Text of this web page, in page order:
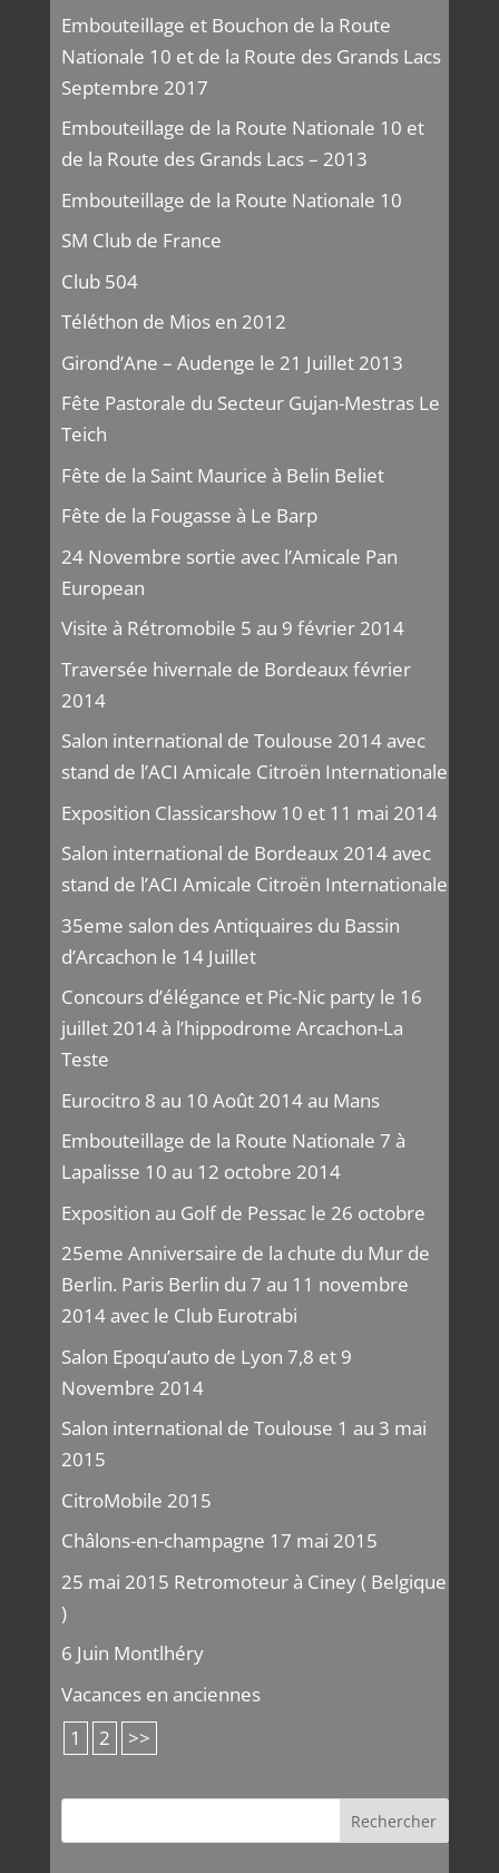
Embouteillage et Bouchon de la Route
Nationale 10 et de la Route des Grands Lacs
Septembre 2017
Embouteillage de la Route Nationale 10 et
de la Route des Grands Lacs – 2013
Embouteillage de la Route Nationale 10
SM Club de France
Club 504
Téléthon de Mios en 2012
Girond’Ane – Audenge le 21 Juillet 2013
Fête Pastorale du Secteur Gujan-Mestras Le
Teich
Fête de la Saint Maurice à Belin Beliet
Fête de la Fougasse à Le Barp
24 Novembre sortie avec l’Amicale Pan
European
Visite à Rétromobile 5 au 9 février 2014
Traversée hivernale de Bordeaux février
2014
Salon international de Toulouse 2014 avec
stand de l’ACI Amicale Citroën Internationale
Exposition Classicarshow 10 et 11 mai 2014
Salon international de Bordeaux 2014 avec
stand de l’ACI Amicale Citroën Internationale
35eme salon des Antiquaires du Bassin
d’Arcachon le 14 Juillet
Concours d’élégance et Pic-Nic party le 16
juillet 2014 à l’hippodrome Arcachon-La
Teste
Eurocitro 8 au 10 Août 2014 au Mans
Embouteillage de la Route Nationale 7 à
Lapalisse 10 au 12 octobre 2014
Exposition au Golf de Pessac le 26 octobre
25eme Anniversaire de la chute du Mur de
Berlin. Paris Berlin du 7 au 11 novembre
2014 avec le Club Eurotrabi
Salon Epoqu’auto de Lyon 7,8 et 9
Novembre 2014
Salon international de Toulouse 1 au 3 mai
2015
CitroMobile 2015
Châlons-en-champagne 17 mai 2015
25 mai 2015 Retromoteur à Ciney ( Belgique
)
6 Juin Montlhéry
Vacances en anciennes
1
2 >>